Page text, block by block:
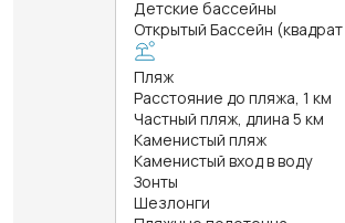
Детские бассейны
Открытый Бассейн
Пляж
Расстояние до пляжа, 1 км
Частный пляж, длина 5 км
Каменистый пляж
Каменистый вход в воду
Зонты
Шезлонги